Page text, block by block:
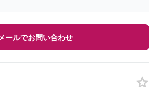
メールでお問い合わせ